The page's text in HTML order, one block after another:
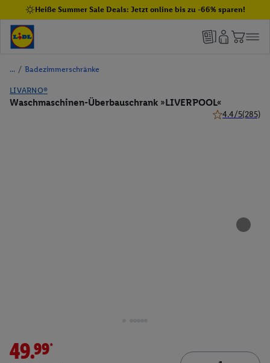
Heiße Summer Sale Deals: Jetzt online bis zu -66% sparen!
/ Badezimmerschränke
LIVARNO®
Waschmaschinen-Überbauschrank »LIVERPOOL«
4.4/5(285)
49.99*